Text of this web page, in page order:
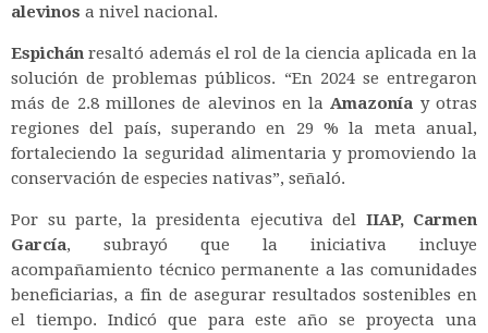
alevinos a nivel nacional.
Espichán resaltó además el rol de la ciencia aplicada en la
solución de problemas públicos. “En 2024 se entregaron
más de 2.8 millones de alevinos en laAmazonía y otras
regiones del país, superando en 29 % la meta anual,
fortaleciendo la seguridad alimentaria y promoviendo la
conservación de especies nativas”, señaló.
Por su parte, la presidenta ejecutiva del IIAP, Carmen
García, subrayó que la iniciativa incluye
acompañamiento técnico permanente a las comunidades
beneficiarias, a fin de asegurar resultados sostenibles en
el tiempo. Indicó que para este año se proyecta una